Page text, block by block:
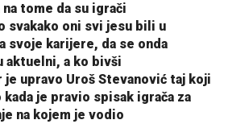
tome da su igrači
oni svi jesu bili u
svoje karijere, da se onda
aktuelni, a ko bivši
upravo Uroš Stevanović taj koji
je pravio spisak igrača za
na kojem je vodio